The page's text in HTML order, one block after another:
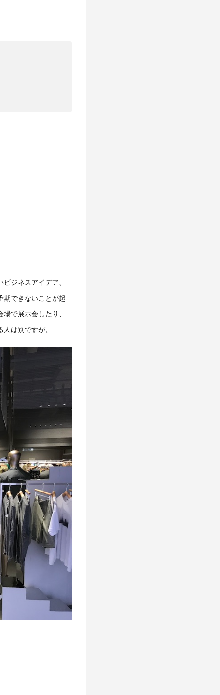
ジネスアイデア、
期できないことが起
で展示会したり、
は別ですが。